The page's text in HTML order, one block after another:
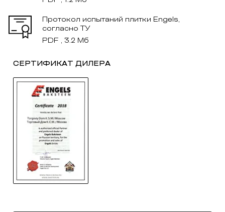
Протокол испытаний плитки Engels,
согласно ТУ
PDF , 3.2 Мб
СЕРТИФИКАТ ДИЛЕРА